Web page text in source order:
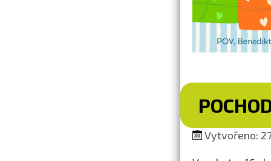
Vytvořeno: